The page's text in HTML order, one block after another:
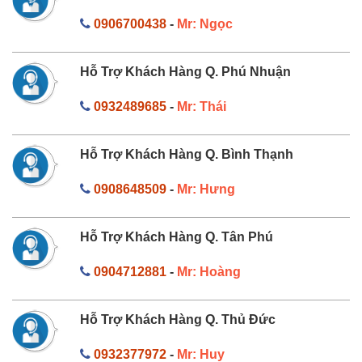
0906700438- Mr: Ngọc
Hỗ Trợ Khách Hàng Q. Phú Nhuận
0932489685- Mr: Thái
Hỗ Trợ Khách Hàng Q. Bình Thạnh
0908648509- Mr: Hưng
Hỗ Trợ Khách Hàng Q. Tân Phú
0904712881- Mr: Hoàng
Hỗ Trợ Khách Hàng Q. Thủ Đức
0932377972- Mr: Huy